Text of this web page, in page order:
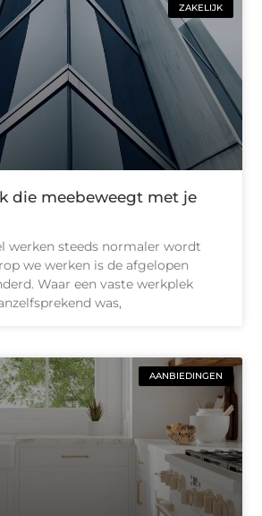
ZAKELIJK
die meebeweegt met je
werken steeds normaler wordt
we werken is de afgelopen
Waar een vaste werkplek
was,
AANBIEDINGEN